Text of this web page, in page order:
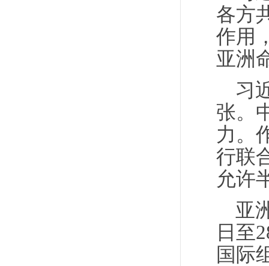
各方
作用
亚洲
习
张。
力。
行联
允许
亚
日至
国际